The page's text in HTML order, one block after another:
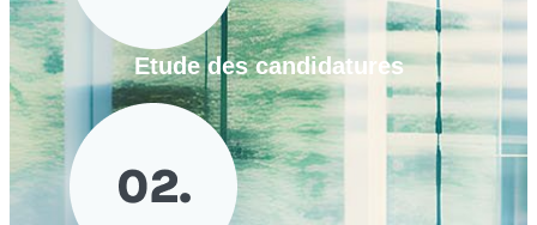
Etude des candidatures